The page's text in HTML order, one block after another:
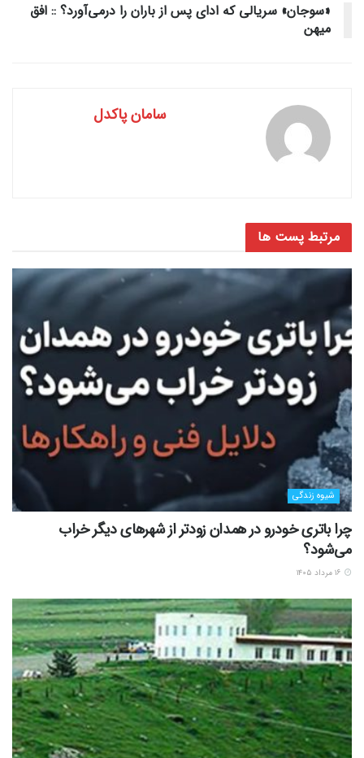
«سوجان» سریالی که ادای پس از باران را درمی‌آورد؟ :: افق
میهن
سامان پاکدل
مرتبط پست ها
شیوه زندگی
چرا باتری خودرو در همدان زودتر از شهرهای دیگر خراب
می‌شود؟